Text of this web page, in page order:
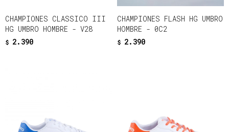
CHAMPIONES CLASSICO III
HG UMBRO HOMBRE - V28
$ 2.390
CHAMPIONES FLASH HG UMBRO
HOMBRE - 0C2
$ 2.390